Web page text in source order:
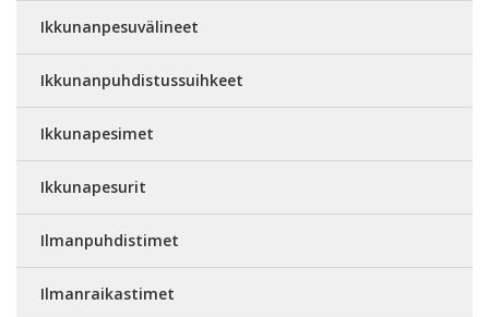
Ikkunanpesuvälineet
Ikkunanpuhdistussuihkeet
Ikkunapesimet
Ikkunapesurit
Ilmanpuhdistimet
Ilmanraikastimet